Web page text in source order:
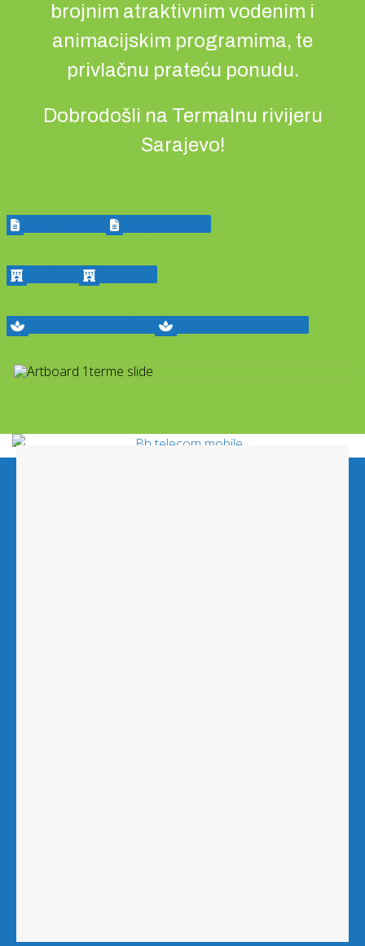
brojnim atraktivnim vodenim i
animacijskim programima, te
privlačnu prateću ponudu.
Dobrodošli na Termalnu rivijeru
Sarajevo!
Cjenovnik
Hoteli
Wellness & Spa